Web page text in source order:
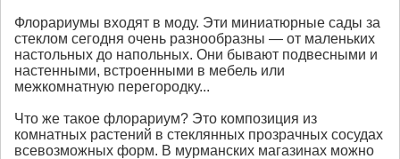
Флорариумы входят в моду. Эти миниатюрные сады за
стеклом сегодня очень разнообразны — от маленьких
настольных до напольных. Они бывают подвесными и
настенными, встроенными в мебель или
межкомнатную перегородку...
Что же такое флорариум? Это композиция из
комнатных растений в стеклянных прозрачных сосудах
всевозможных форм. В мурманских магазинах можно